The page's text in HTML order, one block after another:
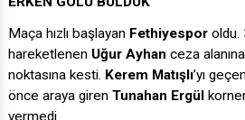
Maça hızlı başlayan Fethiyespor oldu.
hareketlenen Uğur Ayhan ceza
noktasına kesti. Kerem Matışlı’yı
önce araya giren Tunahan Ergül
vermedi.